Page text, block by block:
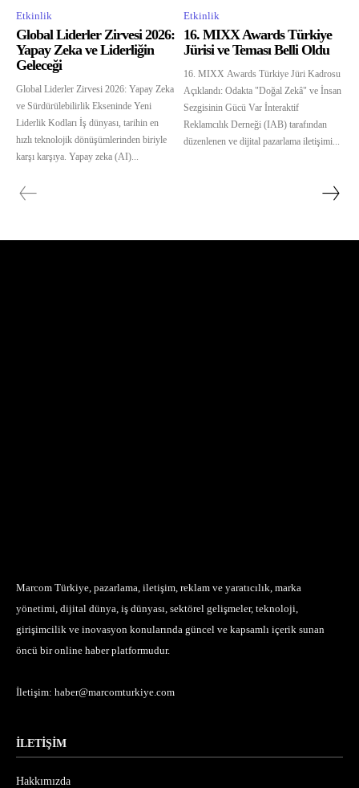
Etkinlik
Global Liderler Zirvesi 2026:
Yapay Zeka ve Liderliğin
Geleceği
Global Liderler Zirvesi 2026: Yapay Zeka
ve Sürdürülebilirlik Ekseninde Yeni
Liderlik Kodları İş dünyası, tarihin en
hızlı teknolojik dönüşümlerinden biriyle
karşı karşıya. Yapay zeka (AI)...
Etkinlik
16. MIXX Awards Türkiye
Jürisi ve Teması Belli Oldu
16. MIXX Awards Türkiye Jüri Kadrosu
Açıklandı: Odakta "Doğal Zekâ" ve İnsan
Sezgisinin Gücü Var İnteraktif
Reklamcılık Derneği (IAB) tarafından
düzenlenen ve dijital pazarlama iletişimi...
Marcom Türkiye, pazarlama, iletişim, reklam ve yaratıcılık, marka
yönetimi, dijital dünya, iş dünyası, sektörel gelişmeler, teknoloji,
girişimcilik ve inovasyon konularında güncel ve kapsamlı içerik sunan
öncü bir online haber platformudur.
İletişim: haber@marcomturkiye.com
İLETİŞİM
Hakkımızda